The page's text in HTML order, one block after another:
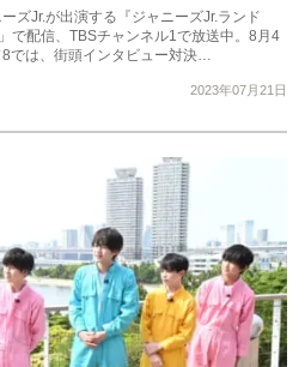
ズJr.が出演する『ジャニーズJr.ランド
で配信、TBSチャンネル1で放送中。8月4
では、街頭インタビュー対決…
2023年07月21日